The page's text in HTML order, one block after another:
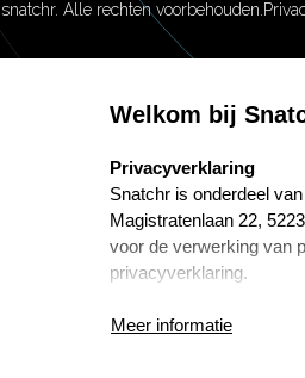
snatchr. Alle rechten voorbehouden.
Welkom bij
select language
Privacyverklaring
Snatchr is onderdeel
Magistratenlaan 22,
voor de verwerking van
privacyverklaring.
Frans Wijnenga is de
Meer informatie